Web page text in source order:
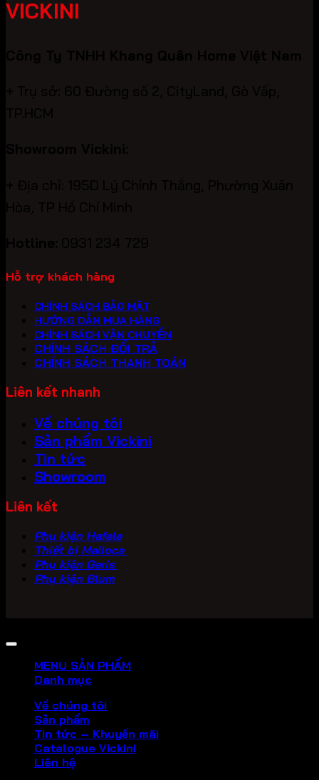
VICKINI
Hỗ trợ khách hàng
CHÍNH SÁCH BẢO MẬT
HƯỚNG DẪN MUA HÀNG
CHÍNH SÁCH VẬN CHUYỂN
CHÍNH SÁCH ĐỔI TRẢ
CHÍNH SÁCH THANH TOÁN
Liên kết nhanh
Về chúng tôi
Sản phẩm Vickini
Tin tức
Showroom
Liên kết
Phụ kiện Hafele
Thiết bị Malloca
Phụ kiện Garis
Phụ kiện Blum
MENU SẢN PHẨM
Danh mục
Về chúng tôi
Sản phẩm
Tin tức – Khuyến mãi
Catalogue Vickini
Liên hệ